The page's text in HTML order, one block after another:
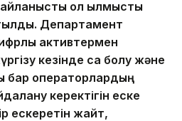
ол қылмыстық
Департамент
активтермен
кезінде сақ болу және
бар операторлардың
керектігін еске
ескеретін жайт,